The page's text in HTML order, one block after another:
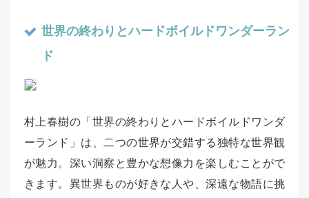
世界の終わりとハードボイルドワンダーラン
ド
村上春樹の「世界の終わりとハードボイルドワンダ
ーランド」は、二つの世界が交錯する独特な世界観
が魅力。深い洞察と豊かな想像力を楽しむことがで
きます。異世界ものが好きな人や、深遠な物語に挑